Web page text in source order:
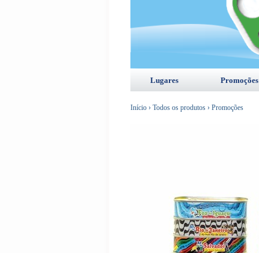
Lugares Promoções
Início › Todos os produtos › Promoções